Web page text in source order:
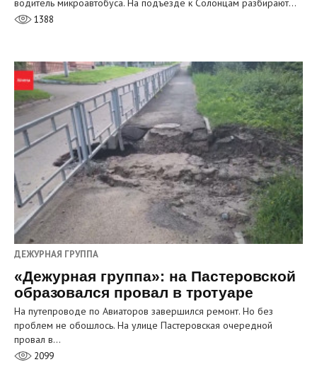
водитель микроавтобуса. На подъезде к Солонцам разбирают…
1388
ДЕЖУРНАЯ ГРУППА
«Дежурная группа»: на Пастеровской
образовался провал в тротуаре
На путепроводе по Авиаторов завершился ремонт. Но без
проблем не обошлось. На улице Пастеровская очередной
провал в…
2099